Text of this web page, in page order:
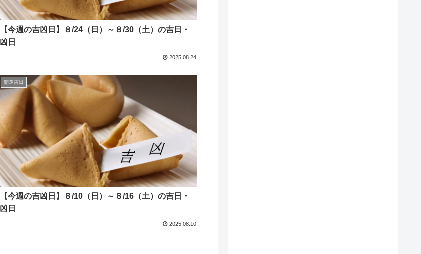
【今週の吉凶日】８/24（日）～８/30（土）の吉日・
凶日
2025.08.24
開運吉日
【今週の吉凶日】８/10（日）～８/16（土）の吉日・
凶日
2025.08.10